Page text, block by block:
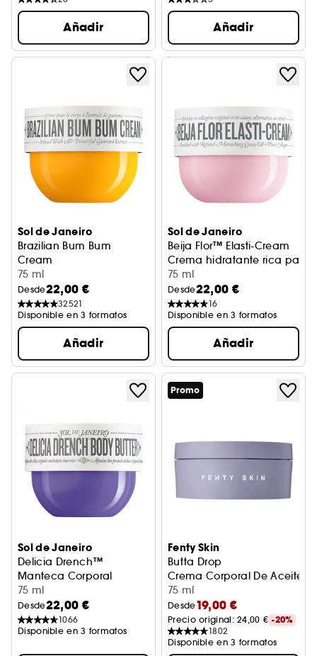
Añadir Añadir
Sol de Janeiro
Brazilian Bum Bum
Cream
Crema corporal brasileña Bum Bum
75 ml
Desde22,00 €
32521
Disponible en 3 formatos
Añadir
Sol de Janeiro
Beija Flor™ Elasti-Cream
Crema hidratante rica para
75 ml
Desde22,00 €
16
Disponible en 3 formatos
Añadir
Sol de Janeiro
Delicia Drench™
Manteca Corporal
75 ml
Desde22,00 €
1066
Disponible en 3 formatos
Promo
Fenty Skin
Butta Drop
Crema Corporal De Aceite
75 ml
Desde19,00 €
Precio original: 24,00 € -20%
1802
Disponible en 3 formatos